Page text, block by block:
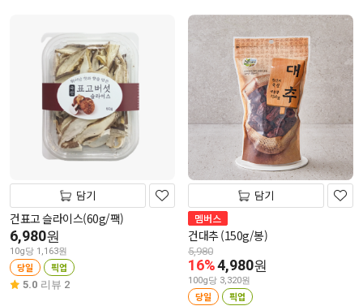
담기
건표고 슬라이스(60g/팩)
6,980원
10g당 1,163원
당일 픽업
5.0 리뷰 2
담기
멤버스
건대추 (150g/봉)
5,980
16%4,980원
100g당 3,320원
당일 픽업